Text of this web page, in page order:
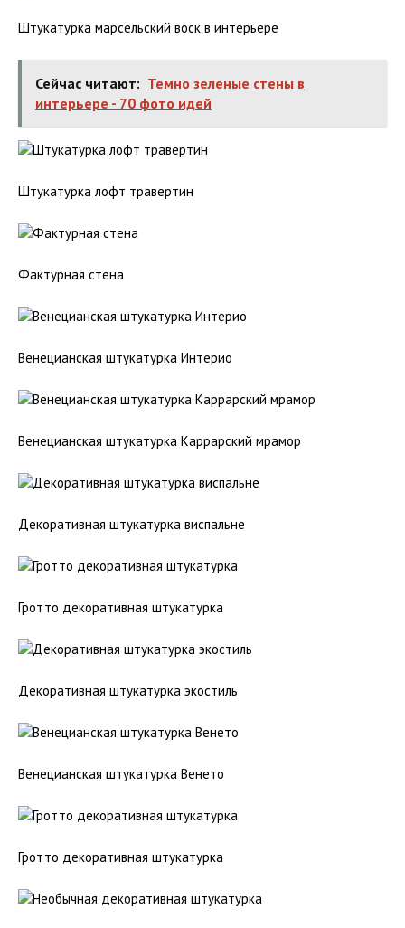
Штукатурка марсельский воск в интерьере
Сейчас читают: Темно зеленые стены в
интерьере - 70 фото идей
Штукатурка лофт травертин
Фактурная стена
Венецианская штукатурка Интерио
Венецианская штукатурка Каррарский мрамор
Декоративная штукатурка виспальне
Гротто декоративная штукатурка
Декоративная штукатурка экостиль
Венецианская штукатурка Венето
Гротто декоративная штукатурка